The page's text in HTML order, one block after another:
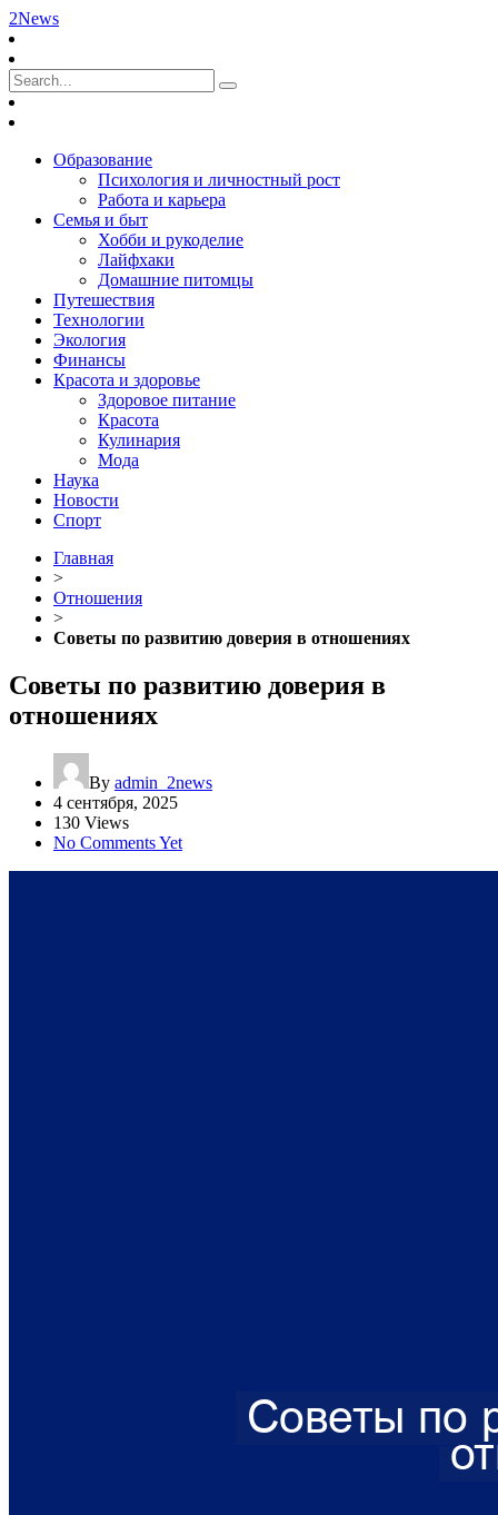
2News
Образование
Психология и личностный рост
Работа и карьера
Семья и быт
Хобби и рукоделие
Лайфхаки
Домашние питомцы
Путешествия
Технологии
Экология
Финансы
Красота и здоровье
Здоровое питание
Красота
Кулинария
Мода
Наука
Новости
Спорт
Главная
>
Отношения
>
Советы по развитию доверия в отношениях
Советы по развитию доверия в
отношениях
By admin_2news
4 сентября, 2025
130 Views
No Comments Yet